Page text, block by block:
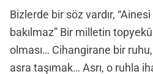
Bizlerde bir söz vardır,
bakılmaz” Bir milletin
olması… Cihangirane bir
asra taşımak… Asrı, o ruhla